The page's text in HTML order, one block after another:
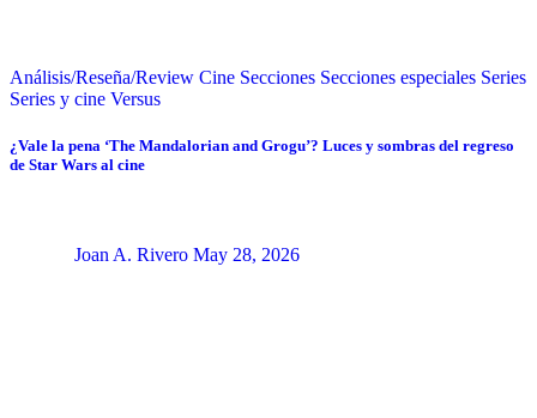
Análisis/Reseña/Review Cine Secciones Secciones especiales Series
Series y cine Versus
¿Vale la pena ‘The Mandalorian and Grogu’? Luces y sombras del regreso
de Star Wars al cine
Joan A. Rivero May 28, 2026